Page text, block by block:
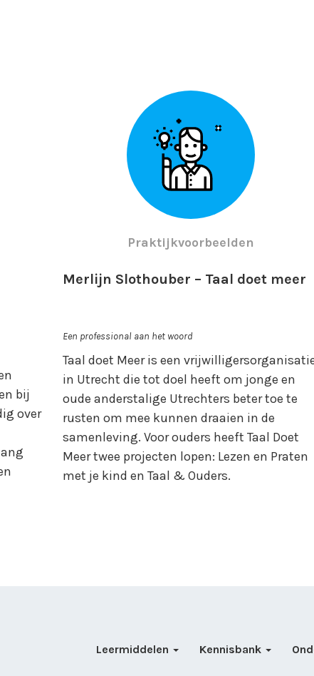
bij
over
Praktijkvoorbeelden
Merlijn Slothouber – Taal doet meer
Een professional aan het woord
Taal doet Meer is een
in Utrecht die tot doel heeft om jonge en
oude anderstalige Utrechters beter toe te
rusten om mee kunnen draaien in de
samenleving. Voor ouders heeft Taal Doet
Meer twee projecten lopen: Lezen en Praten
met je kind en Taal & Ouders.
Leermiddelen Kennisbank